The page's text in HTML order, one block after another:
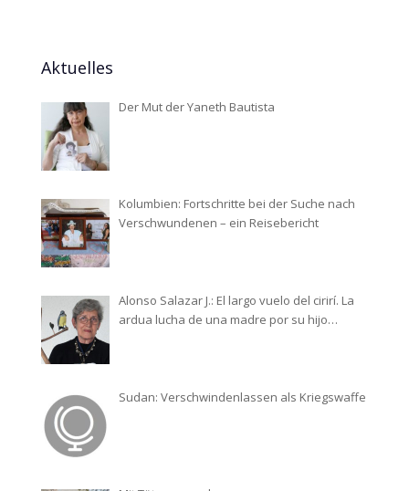
Aktuelles
Der Mut der Yaneth Bautista
Kolumbien: Fortschritte bei der Suche nach
Verschwundenen – ein Reisebericht
Alonso Salazar J.: El largo vuelo del cirirí. La
ardua lucha de una madre por su hijo
Sudan: Verschwindenlassen als Kriegswaffe